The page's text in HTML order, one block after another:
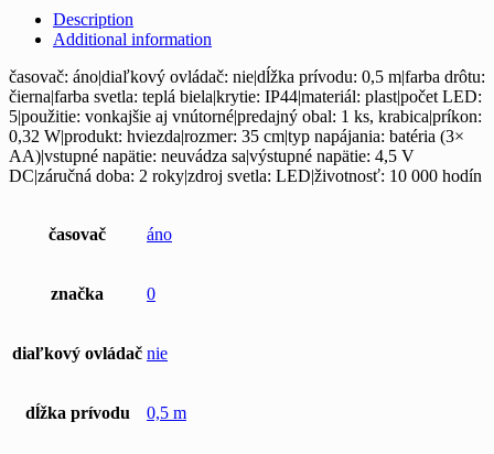
Description
Additional information
časovač: áno|diaľkový ovládač: nie|dĺžka prívodu: 0,5 m|farba drôtu:
čierna|farba svetla: teplá biela|krytie: IP44|materiál: plast|počet LED:
5|použitie: vonkajšie aj vnútorné|predajný obal: 1 ks, krabica|príkon:
0,32 W|produkt: hviezda|rozmer: 35 cm|typ napájania: batéria (3×
AA)|vstupné napätie: neuvádza sa|výstupné napätie: 4,5 V
DC|záručná doba: 2 roky|zdroj svetla: LED|životnosť: 10 000 hodín
časovač áno
značka 0
diaľkový ovládač nie
dĺžka prívodu 0,5 m